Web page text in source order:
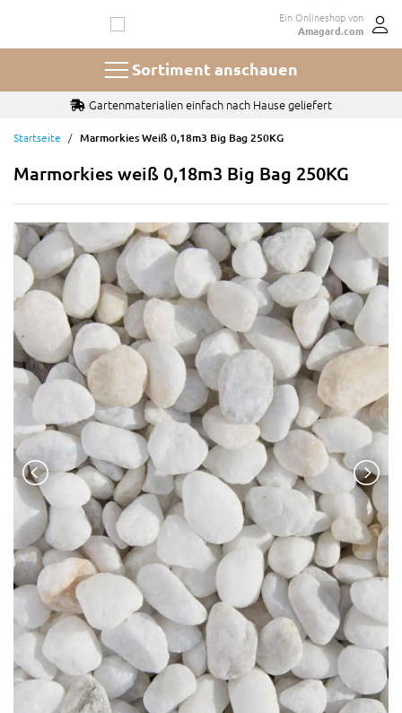
springen
Ein Onlineshop von
Amagard.com
Sortiment anschauen
Gartenmaterialien einfach nach Hause geliefert
Startseite Marmorkies Weiß 0,18m3 Big Bag 250KG
Marmorkies weiß 0,18m3 Big Bag 250KG